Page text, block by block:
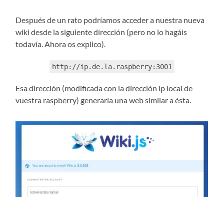
Después de un rato podríamos acceder a nuestra nueva
wiki desde la siguiente dirección (pero no lo hagáis
todavía. Ahora os explico).
http://ip.de.la.raspberry:3001
Esa dirección (modificada con la dirección ip local de
vuestra raspberry) generaría una web similar a ésta.